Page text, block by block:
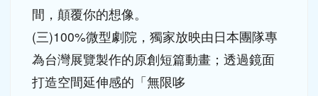
(三)100%微型劇院，獨家放映由日本團隊專
為台灣展覽製作的原創短篇動畫；透過鏡面
打造空間延伸感的「無限哆
啦A夢世界」，及結合3D光雕投影漫畫單行